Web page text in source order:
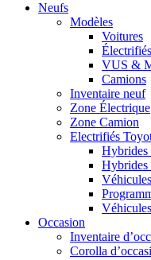
Neufs
Modèles
Voitures
Électrifiés
VUS &
Camions
Inventaire neuf
Zone Électrique
Zone Camion
Electrifiés
Hybrides
Hybrides
Occasion
Inventaire
Corolla